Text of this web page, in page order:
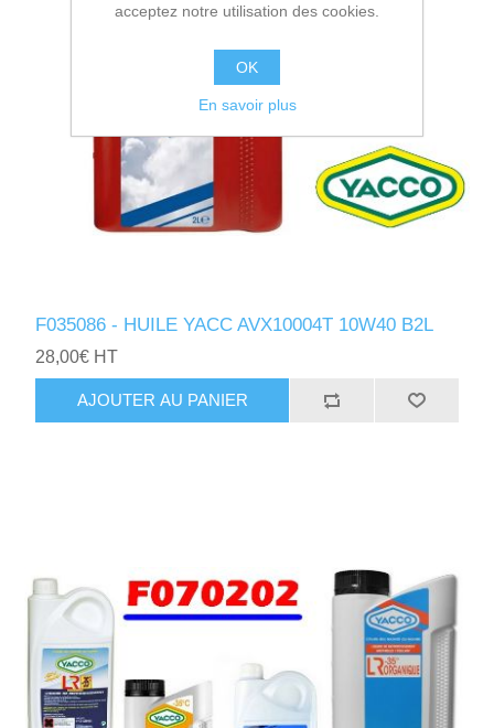
F035086 - HUILE YACC AVX10004T 10W40 B2L
28,00€ HT
AJOUTER AU PANIER
acceptez notre utilisation des cookies.
OK
En savoir plus